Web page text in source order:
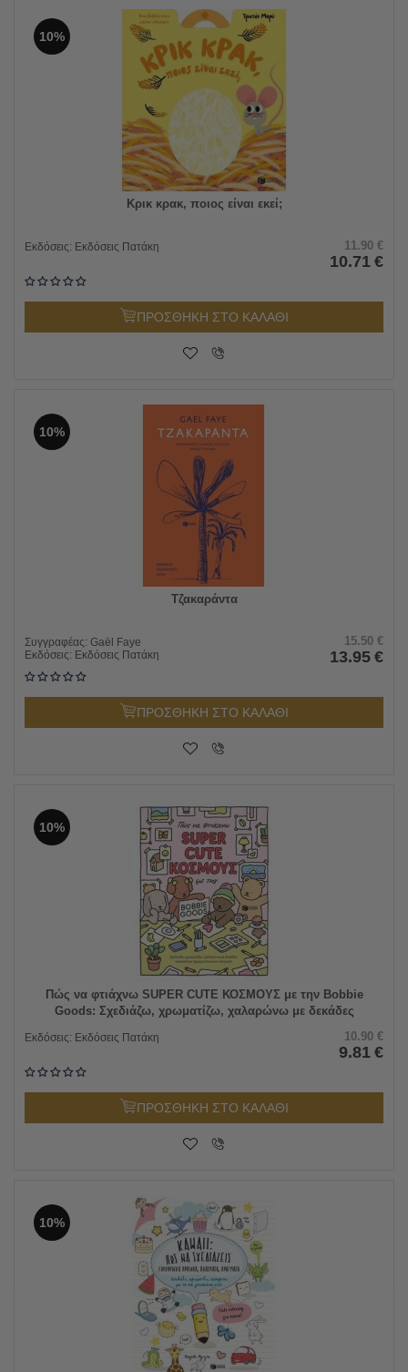
10%
Κρικ κρακ, ποιος είναι εκεί;
Εκδόσεις: Εκδόσεις Πατάκη 11.90 €
10.71 €
ΠΡΟΣΘΗΚΗ ΣΤΟ ΚΑΛΑΘΙ
10%
Τζακαράντα
Συγγραφέας: Gaël Faye
Εκδόσεις: Εκδόσεις Πατάκη
15.50 €
13.95 €
ΠΡΟΣΘΗΚΗ ΣΤΟ ΚΑΛΑΘΙ
10%
Πώς να φτιάχνω SUPER CUTE ΚΟΣΜΟΥΣ με την Bobbie
Goods: Σχεδιάζω, χρωματίζω, χαλαρώνω με δεκάδες
Εκδόσεις: Εκδόσεις Πατάκη 10.90 €
9.81 €
ΠΡΟΣΘΗΚΗ ΣΤΟ ΚΑΛΑΘΙ
10%